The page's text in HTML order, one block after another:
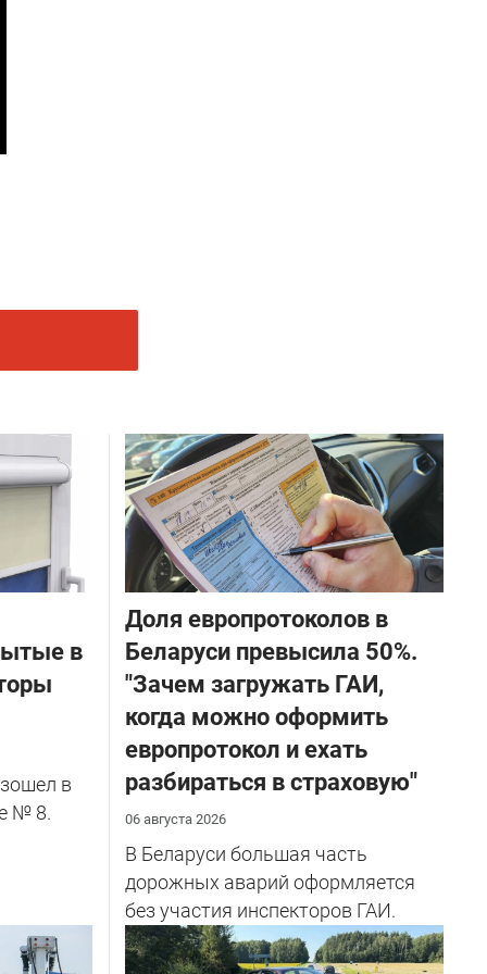
в
в
№ 8.
Доля европротоколов в
Беларуси превысила 50%.
"Зачем загружать ГАИ,
когда можно оформить
европротокол и ехать
разбираться в страховую"
06 августа 2026
В Беларуси большая часть
дорожных аварий оформляется
без участия инспекторов ГАИ.